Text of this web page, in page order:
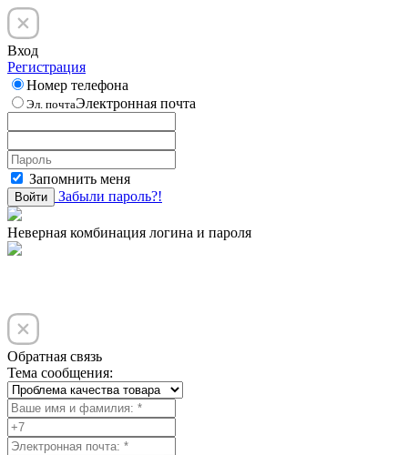
Вход
Регистрация
Номер телефона
Эл. почтаЭлектронная почта
Запомнить меня
Войти Забыли пароль?!
Неверная комбинация логина и пароля
Обратная связь
Тема сообщения: